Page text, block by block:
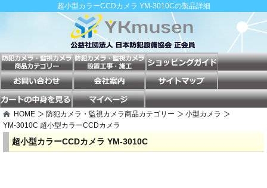
超小型カラーCCDカメラ YM-3010Cの製品詳細
HOME 防犯カメラ・監視カメラ商品カテゴリー
小型カメラ
YM-3010C 超小型カラーCCDカメラ
超小型カラーCCDカメラ YM-3010C